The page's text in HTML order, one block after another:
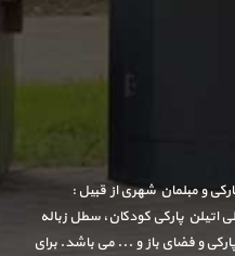
و مبلمان شهری از قبیل :
اتیلن پارکی کودکان، سطل زباله
و فضای باز و ... می باشد. برای